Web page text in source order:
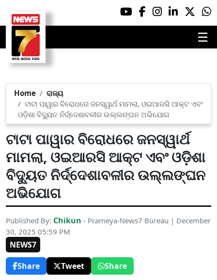
☰
Home
ରାଜ୍ୟ
ଟାଟା ପାୱାର ବିରୋଧରେ ଜନସ୍ୱାର୍ଥ ମାମଲା, ଓଇଆରସି ଆକ୍ଟ ଏବଂ
ଓଡ଼ିଶା ବିଦ୍ୟୁତ ନିର୍ଦ୍ଦେଶାବଳୀର ଉଲ୍ଲଙ୍ଘନ ଅଭିଯୋଗ
ଟାଟା ପାୱାର ବିରୋଧରେ ଜନସ୍ୱାର୍ଥ
ମାମଲା, ଓଇଆରସି ଆକ୍ଟ ଏବଂ ଓଡ଼ିଶା
ବିଦ୍ୟୁତ ନିର୍ଦ୍ଦେଶାବଳୀର ଉଲ୍ଲଙ୍ଘନ
ଅଭିଯୋଗ
Published By: Chikun - Prameya-News7 Bureau | December
30, 2025 05:59 PM
NEWS7
Share
Tweet Share